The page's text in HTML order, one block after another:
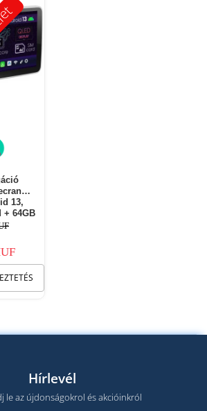
13,
+ 64GB
Hírlevél
le az újdonságokrol és akcióinkról